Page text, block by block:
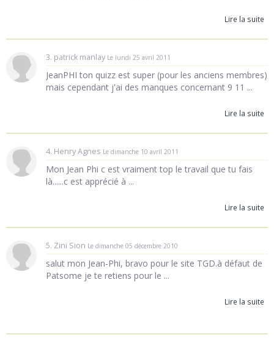
Lire la suite
3. patrick manlay Le lundi 25 avril 2011
JeanPHI ton quizz est super (pour les anciens membres)
mais cependant j'ai des manques concernant 9 11 ...
Lire la suite
4. Henry Agnes Le dimanche 10 avril 2011
Mon Jean Phi c est vraiment top le travail que tu fais
là......c est apprécié à ...
Lire la suite
5. Zini Sion Le dimanche 05 décembre 2010
salut mon Jean-Phi, bravo pour le site TGD.à défaut de
Patsome je te retiens pour le ...
Lire la suite